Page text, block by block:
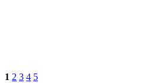
1 2 3 4 5